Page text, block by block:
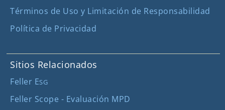
Términos de Uso y Limitación de Responsabilidad
Política de Privacidad
Sitios Relacionados
Feller ESG
Feller Scope - Evaluación MPD